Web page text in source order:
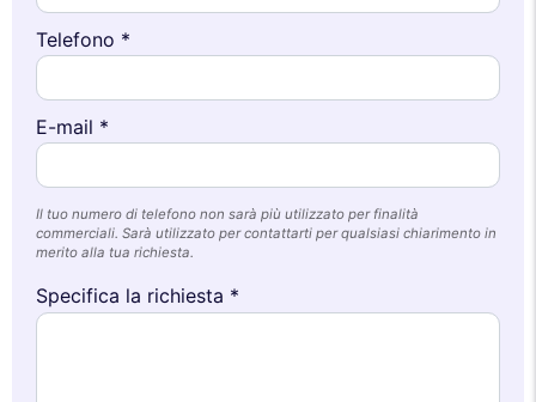
Telefono *
E-mail *
Il tuo numero di telefono non sarà più utilizzato per finalità
commerciali. Sarà utilizzato per contattarti per qualsiasi chiarimento in
merito alla tua richiesta.
Specifica la richiesta *